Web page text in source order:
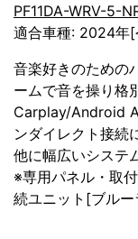
PF11DA-WRV-5-
適合車種: 2024年
音楽好きのための
ームで音を操り格
Carplay/Android
ンダイレクト接続
他に幅広いシステ
※専用パネル・取
続ユニット[ブルー